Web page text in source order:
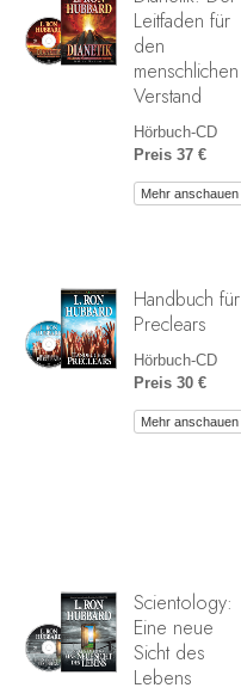
Leitfaden für
den
menschlichen
Verstand
Hörbuch-CD
Preis 37 €
Mehr anschauen
Handbuch für
Preclears
Hörbuch-CD
Preis 30 €
Mehr anschauen
Scientology:
Eine neue
Sicht des
Lebens